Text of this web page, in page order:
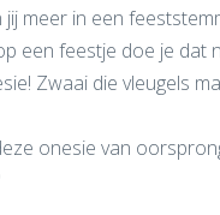
meer in een
een feestje doe je dat
Zwaai die vleugels
onesie van